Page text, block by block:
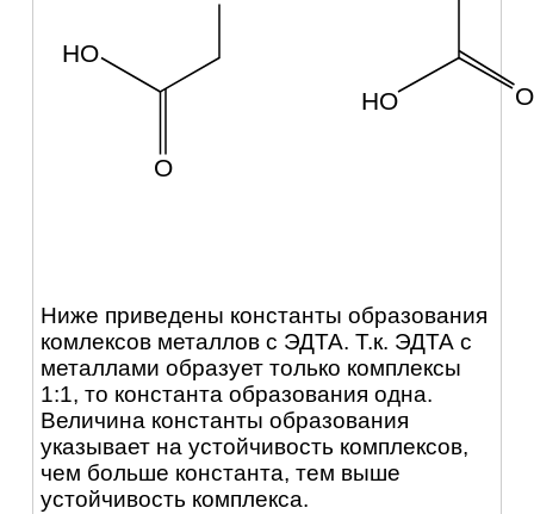
HO
O
O
HO
Ниже приведены константы образования
комлексов металлов с ЭДТА. Т.к. ЭДТА с
металлами образует только комплексы
1:1, то константа образования одна.
Величина константы образования
указывает на устойчивость комплексов,
чем больше константа, тем выше
устойчивость комплекса.